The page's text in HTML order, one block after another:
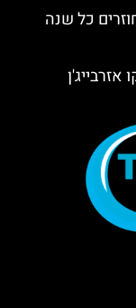
כל שנה